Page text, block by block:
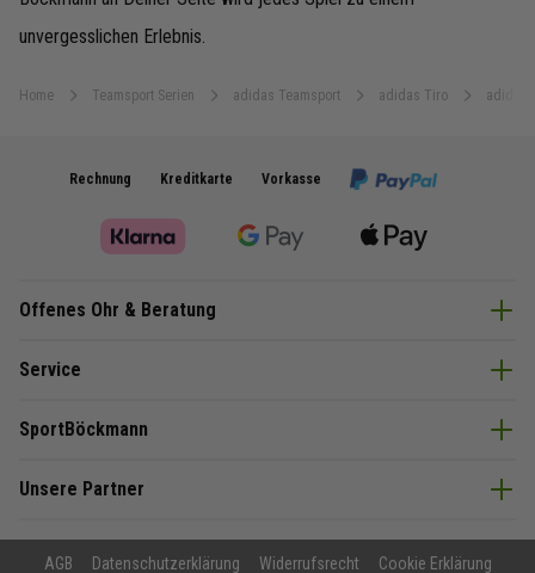
Home Teamsport Serien adidas Teamsport adidas Tiro adidas
unvergesslichen Erlebnis.
Rechnung Kreditkarte Vorkasse
Offenes Ohr & Beratung
Service
SportBöckmann
Unsere Partner
AGB Datenschutzerklärung Widerrufsrecht Cookie Erklärung